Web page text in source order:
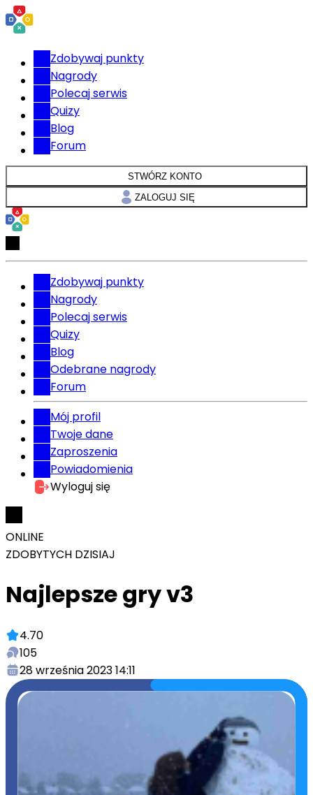
Zdobywaj punkty
Nagrody
Polecaj serwis
Quizy
Blog
Forum
STWÓRZ KONTO
ZALOGUJ SIĘ
Zdobywaj punkty
Nagrody
Polecaj serwis
Quizy
Blog
Odebrane nagrody
Forum
Mój profil
Twoje dane
Zaproszenia
Powiadomienia
Wyloguj się
ONLINE
ZDOBYTYCH DZISIAJ
Najlepsze gry v3
4.70
105
28 września 2023 14:11